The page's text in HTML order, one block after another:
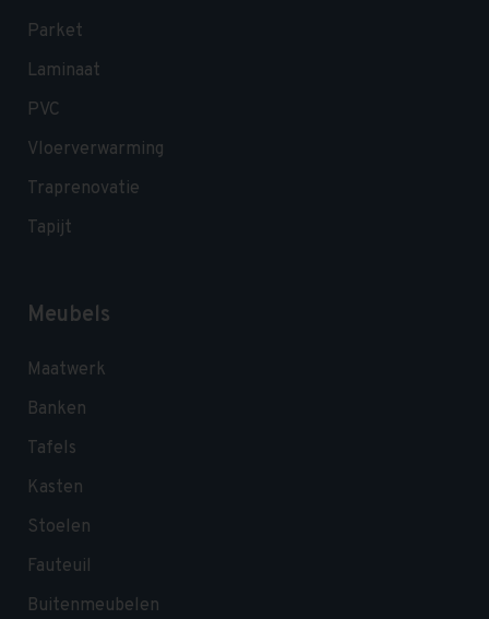
Parket
Laminaat
PVC
Vloerverwarming
Traprenovatie
Tapijt
Meubels
Maatwerk
Banken
Tafels
Kasten
Stoelen
Fauteuil
Buitenmeubelen